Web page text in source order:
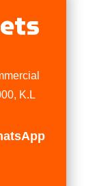
K.L